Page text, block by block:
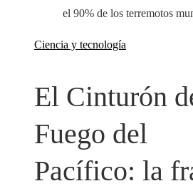
el 90% de los terremotos
Ciencia y tecnología
El Cinturón
Fuego del
Pacífico: la